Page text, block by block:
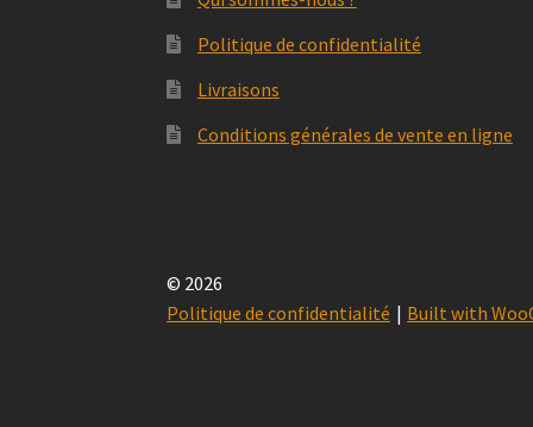
Politique de confidentialité
Livraisons
Conditions générales de vente en ligne
© 2026
Politique de confidentialité
Built with